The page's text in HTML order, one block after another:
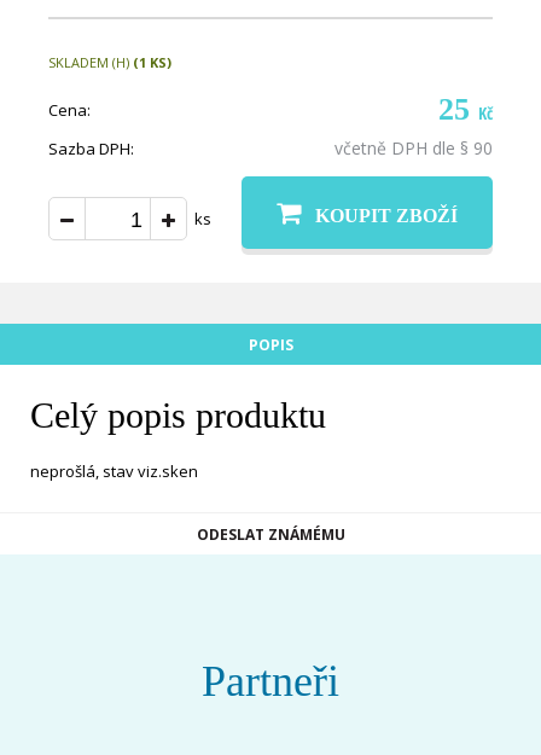
SKLADEM (H) (1 KS)
Cena: 25 Kč
Sazba DPH: včetně DPH dle § 90
ks KOUPIT ZBOŽÍ
POPIS
Celý popis produktu
neprošlá, stav viz.sken
ODESLAT ZNÁMÉMU
Partneři